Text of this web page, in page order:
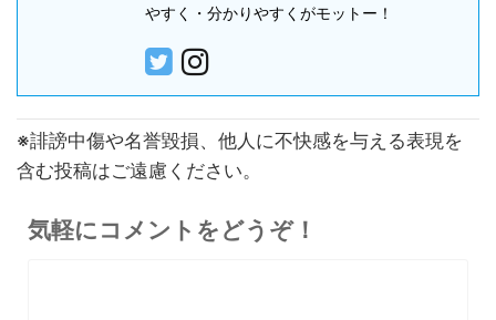
やすく・分かりやすくがモットー！
※誹謗中傷や名誉毀損、他人に不快感を与える表現を
含む投稿はご遠慮ください。
気軽にコメントをどうぞ！